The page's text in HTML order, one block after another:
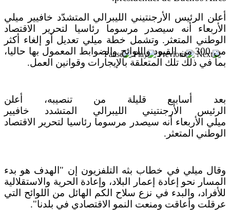
أعلن الرئيس الأرجنتيني الليبرالي المتشدّد خافيير ميلي
الأربعاء أنه سيصدر مرسوما رئاسيا لتحرير الاقتصاد
الوطني المتعثر. وتشمل خطة ميلي تعديل أو إلغاء أكثر
من 300 من القيود واللوائح والضوابط المعمول بها حاليا،
بما في ذلك تلك المتعلقة بالإيجارات وقوانين العمل.
بعد أسابيع قليلة من تنصيبه، أعلن
الرئيس الأرجنتيني الليبرالي المتشدد خافيير
ميلي الأربعاء أنه سيصدر مرسوما رئاسيا لتحرير الاقتصاد
الوطني المتعثر.
وقال ميلي في خطاب بثه التلفزيون إن "الهدف هو بدء
المسار نحو إعادة إعمار البلاد، وإعادة الحرية والاستقلالية
للأفراد، والبدء في نزع سلاح الكم الهائل من اللوائح التي
عرقلت وأعاقت ومنعت النمو الاقتصادي في بلدنا".